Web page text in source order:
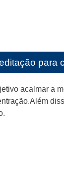
para
acalmar a